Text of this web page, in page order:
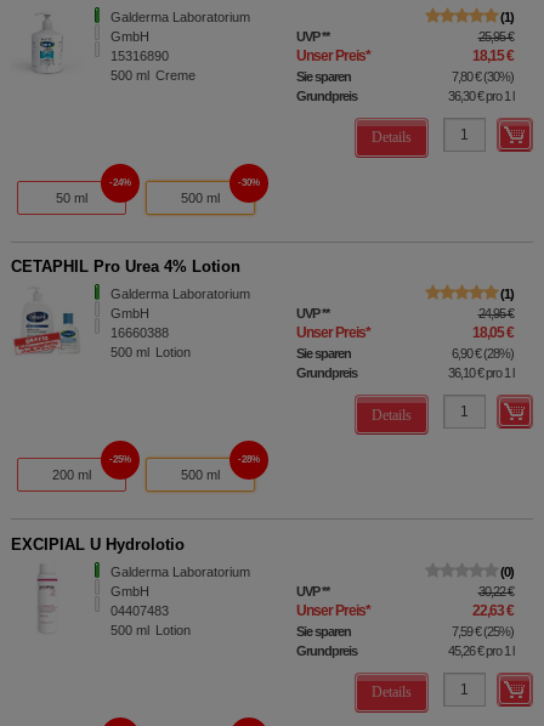
Galderma Laboratorium
GmbH
15316890
500 ml Creme
1
UVP** 25,95 €
Unser Preis* 18,15 €
Sie sparen 7,80 €(30%)
Grundpreis
36,30 €pro 1 l
Details
50 ml
24%
500 ml
30%
CETAPHIL Pro Urea 4% Lotion
Galderma Laboratorium
GmbH
16660388
500 ml Lotion
1
UVP** 24,95 €
Unser Preis* 18,05 €
Sie sparen 6,90 €(28%)
Grundpreis
36,10 €pro 1 l
Details
200 ml
25%
500 ml
28%
EXCIPIAL U Hydrolotio
Galderma Laboratorium
GmbH
04407483
500 ml Lotion
0
UVP** 30,22 €
Unser Preis* 22,63 €
Sie sparen 7,59 €(25%)
Grundpreis
45,26 €pro 1 l
Details